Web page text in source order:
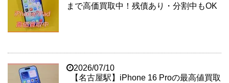
まで高価買取中！残債あり・分割中もOK
2026/07/10
【名古屋駅】iPhone 16 Proの最高値買取